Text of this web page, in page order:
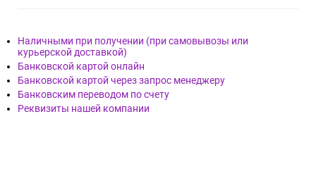
Наличными при получении (при самовывозы или
курьерской доставкой)
Банковской картой онлайн
Банковской картой через запрос менеджеру
Банковским переводом по счету
Реквизиты нашей компании